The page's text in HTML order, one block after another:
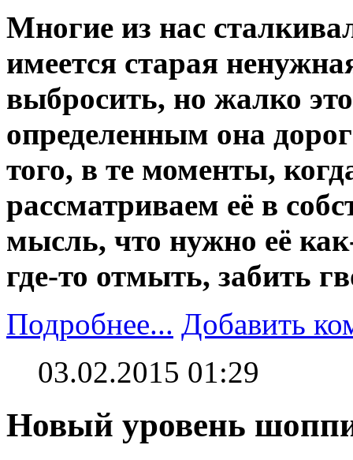
Многие из нас
имеется старая
выбросить, но жалко
определенным она
того, в те моменты,
рассматриваем её в
мысль, что нужно её
где-то отмыть, забить
Подробнее... Добавить
03.02.2015 01:29
Новый уровень